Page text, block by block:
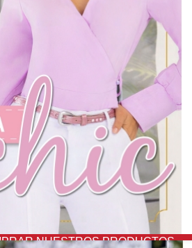
NUESTROS PRODUCTOS